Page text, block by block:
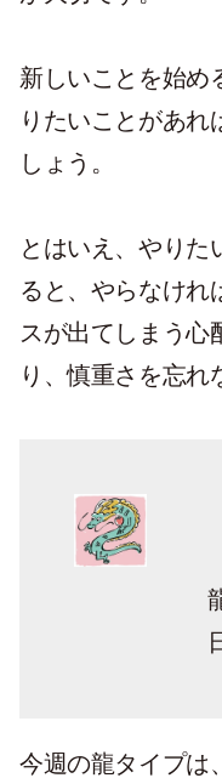
新しいことを始め
りたいことがあれ
しょう。
とはいえ、やりた
ると、やらなけれ
スが出てしまう心
り、慎重さを忘れ
今週の龍タイプは